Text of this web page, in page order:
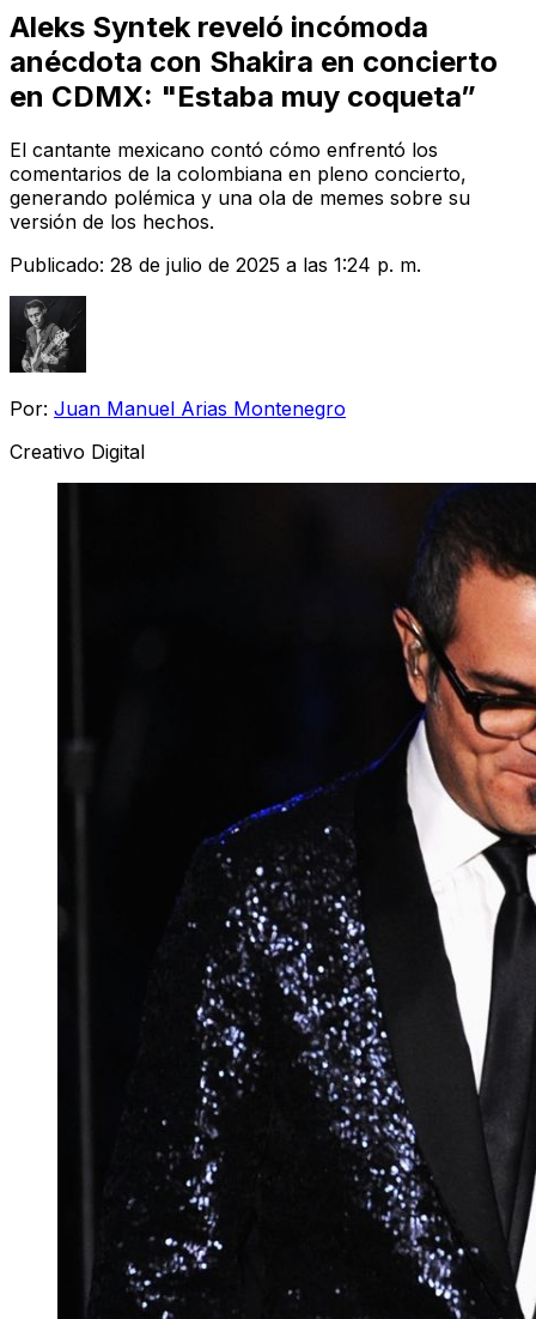
Aleks Syntek reveló incómoda
anécdota con Shakira en concierto
en CDMX: "Estaba muy coqueta”
El cantante mexicano contó cómo enfrentó los
comentarios de la colombiana en pleno concierto,
generando polémica y una ola de memes sobre su
versión de los hechos.
Publicado: 28 de julio de 2025 a las 1:24 p. m.
Por: Juan Manuel Arias Montenegro
Creativo Digital